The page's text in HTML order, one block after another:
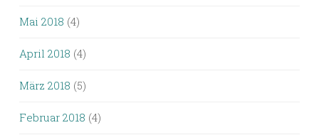
Mai 2018 (4)
April 2018 (4)
März 2018 (5)
Februar 2018 (4)